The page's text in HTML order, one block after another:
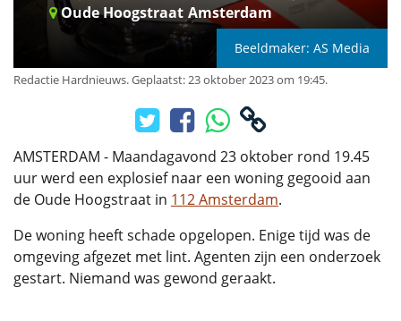
Oude Hoogstraat Amsterdam
Beeldmaker: AS Media
Redactie Hardnieuws.Geplaatst: 23 oktober 2023 om 19:45.
AMSTERDAM - Maandagavond 23 oktober rond 19.45
uur werd een explosief naar een woning gegooid aan
de Oude Hoogstraat in 112 Amsterdam.
De woning heeft schade opgelopen. Enige tijd was de
omgeving afgezet met lint. Agenten zijn een onderzoek
gestart. Niemand was gewond geraakt.